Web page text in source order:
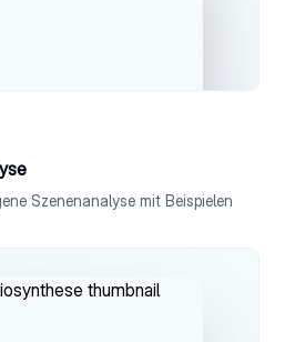
Szenenanalyse mit Beispielen